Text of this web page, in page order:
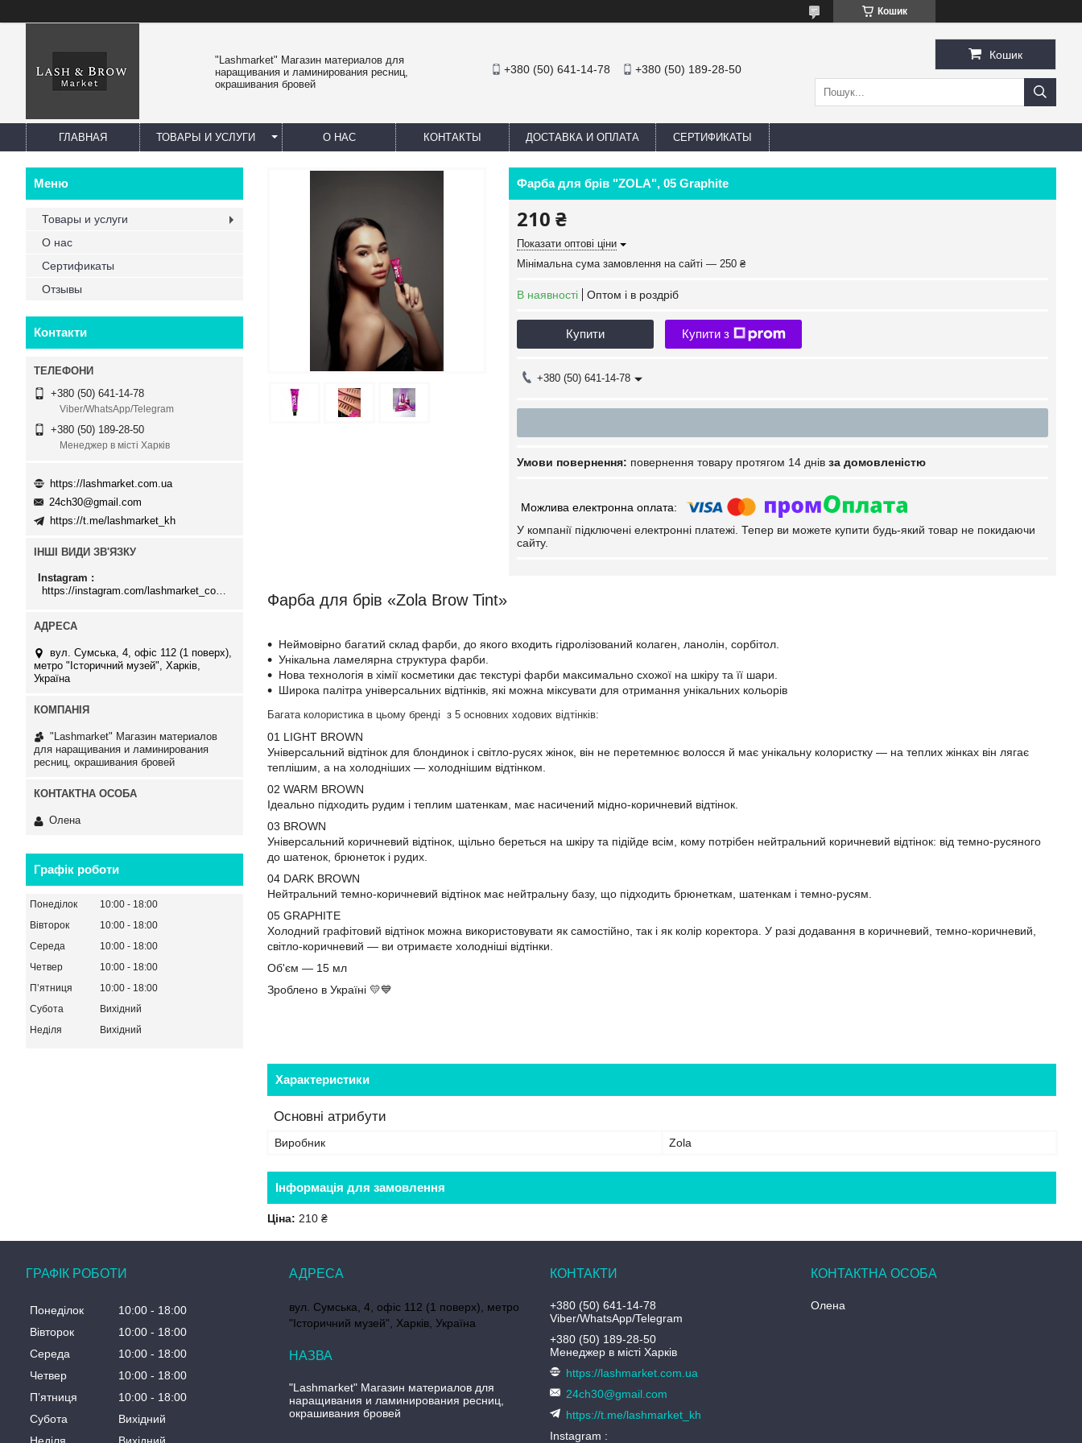
Кошик
"Lashmarket" Магазин материалов для
наращивания и ламинирования ресниц,
окрашивания бровей
+380 (50) 641-14-78 +380 (50) 189-28-50
Кошик
ГЛАВНАЯ ТОВАРЫ И УСЛУГИ О НАС КОНТАКТЫ ДОСТАВКА И ОПЛАТА СЕРТИФИКАТЫ
Фарба для брів "ZOLA", 05 Graphite
210 ₴
Показати оптові ціни
Мінімальна сума замовлення на сайті — 250 ₴
В наявності Оптом і в роздріб
Купити Купити з
+380 (50) 641-14-78
повернення товару протягом 14 днів за домовленістю
У компанії підключені електронні платежі. Тепер ви можете купити будь-який товар не покидаючи
сайту.
Фарба для брів «Zola Brow Tint»
Неймовірно багатий склад фарби, до якого входить гідролізований колаген, ланолін, сорбітол.
Унікальна ламелярна структура фарби.
Нова технологія в хімії косметики дає текстурі фарби максимально схожої на шкіру та її шари.
Широка палітра універсальних відтінків, які можна міксувати для отримання унікальних кольорів
Багата колористика в цьому бренді з 5 основних ходових відтінків:
01 LIGHT BROWN
Універсальний відтінок для блондинок і світло-русях жінок, він не перетемнює волосся й має унікальну колористку — на теплих жінках він лягає
теплішим, а на холодніших — холоднішим відтінком.
02 WARM BROWN
Ідеально підходить рудим і теплим шатенкам, має насичений мідно-коричневий відтінок.
03 BROWN
Універсальний коричневий відтінок, щільно береться на шкіру та підійде всім, кому потрібен нейтральний коричневий відтінок: від темно-русяного
до шатенок, брюнеток і рудих.
04 DARK BROWN
Нейтральний темно-коричневий відтінок має нейтральну базу, що підходить брюнеткам, шатенкам і темно-русям.
05 GRAPHITE
Холодний графітовий відтінок можна використовувати як самостійно, так і як колір коректора. У разі додавання в коричневий, темно-коричневий,
світло-коричневий — ви отримаєте холодніші відтінки.
Об'єм — 15 мл
Зроблено в Україні 💛💙
Характеристики
Основні атрибути
Виробник Zola
Інформація для замовлення
Ціна: 210 ₴
Товары и услуги
О нас
Сертификаты
Отзывы
Контакти
+380 (50) 641-14-78
Viber/WhatsApp/Telegram
+380 (50) 189-28-50
Менеджер в місті Харків
https://lashmarket.com.ua
24ch30@gmail.com
https://t.me/lashmarket_kh
ІНШІ ВИДИ ЗВ'ЯЗКУ
Instagram
вул. Сумська, 4, офіс 112 (1 поверх),
метро "Історичний музей", Харків,
Україна
"Lashmarket" Магазин материалов
для наращивания и ламинирования
ресниц, окрашивания бровей
Олена
Графік роботи
Понеділок 10:00
18:00
Вівторок
10:00
18:00
Середа
10:00
18:00
Четвер
10:00
18:00
Пʼятниця
10:00
18:00
Субота
Вихідний
Неділя
Вихідний
ГРАФІК РОБОТИ
Понеділок 10:00
18:00
Вівторок
10:00
18:00
Середа
10:00
18:00
Четвер
10:00
18:00
Пʼятниця
10:00
18:00
Субота
Вихідний
вул. Сумська, 4, офіс 112 (1 поверх), метро
"Історичний музей", Харків, Україна
"Lashmarket" Магазин материалов для
наращивания и ламинирования ресниц,
окрашивания бровей
+380 (50) 641-14-78
Viber/WhatsApp/Telegram
+380 (50) 189-28-50
Менеджер в місті Харків
https://lashmarket.com.ua
24ch30@gmail.com
https://t.me/lashmarket_kh
Instagram
Олена